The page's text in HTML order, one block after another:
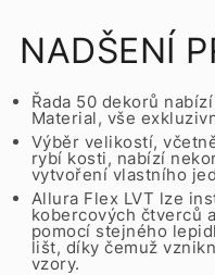
NADŠENÍ
Řada 50 dekorů
Material, vše
Výběr velikostí,
rybí kosti, nabízí
vytvoření vlastního
Allura Flex LVT lze
kobercových čtverců
pomocí stejného
lišt, díky čemuž
vzory.